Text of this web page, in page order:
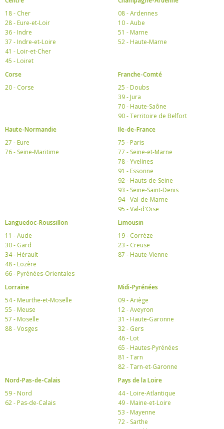
18 - Cher
28 - Eure-et-Loir
36 - Indre
37 - Indre-et-Loire
41 - Loir-et-Cher
45 - Loiret
08 - Ardennes
10 - Aube
51 - Marne
52 - Haute-Marne
Corse
20 - Corse
Franche-Comté
25 - Doubs
39 - Jura
70 - Haute-Saône
90 - Territoire de Belfort
Haute-Normandie
27 - Eure
76 - Seine-Maritime
Ile-de-France
75 - Paris
77 - Seine-et-Marne
78 - Yvelines
91 - Essonne
92 - Hauts-de-Seine
93 - Seine-Saint-Denis
94 - Val-de-Marne
95 - Val-d'Oise
Languedoc-Roussillon
11 - Aude
30 - Gard
34 - Hérault
48 - Lozère
66 - Pyrénées-Orientales
Limousin
19 - Corrèze
23 - Creuse
87 - Haute-Vienne
Lorraine
54 - Meurthe-et-Moselle
55 - Meuse
57 - Moselle
88 - Vosges
Midi-Pyrénées
09 - Ariège
12 - Aveyron
31 - Haute-Garonne
32 - Gers
46 - Lot
65 - Hautes-Pyrénées
81 - Tarn
82 - Tarn-et-Garonne
Nord-Pas-de-Calais
59 - Nord
62 - Pas-de-Calais
Pays de la Loire
44 - Loire-Atlantique
49 - Maine-et-Loire
53 - Mayenne
72 - Sarthe